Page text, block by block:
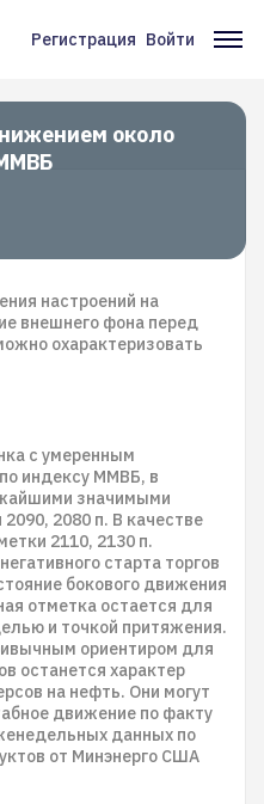
Меню
учётной
записи
пользователя
Регистрация Войти
около
настроений на
внешнего фона перед
охарактеризовать
с умеренным
индексу ММВБ, в
значимыми
2080 п. В качестве
2110, 2130 п.
старта торгов
бокового движения
отметка остается для
и точкой притяжения.
ориентиром для
останется характер
на нефть. Они могут
движение по факту
данных по
от Минэнерго США